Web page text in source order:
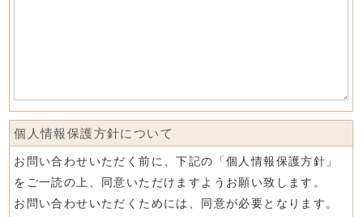
個人情報保護方針について
お問い合わせいただく前に、下記の「個人情報保護方針」
をご一読の上、同意いただけますようお願い致します。
お問い合わせいただくためには、同意が必要となります。